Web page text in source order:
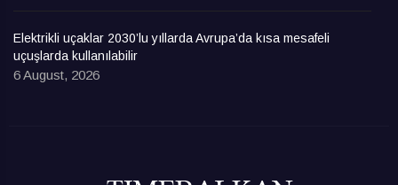
Elektrikli uçaklar 2030’lu yıllarda Avrupa’da kısa mesafeli
uçuşlarda kullanılabilir
6 August, 2026